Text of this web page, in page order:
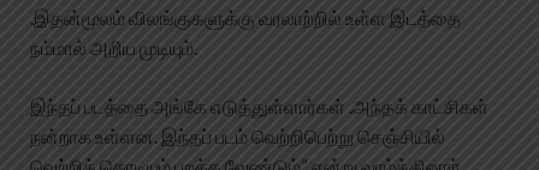
.இதன்மூலம் விலங்குகளுக்கு வரலாற்றில் உள்ள இடத்தை
நம்மால் அறிய முடியும்.
இந்தப் படத்தை அங்கே எடுத்துள்ளார்கள் .அந்தக் காட்சிகள்
நன்றாக உள்ளன. இந்தப் படம் வெற்றிபெற்று செஞ்சியில்